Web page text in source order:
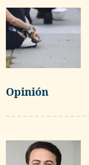
Opinión